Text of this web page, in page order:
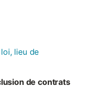
lieu de
de contrats